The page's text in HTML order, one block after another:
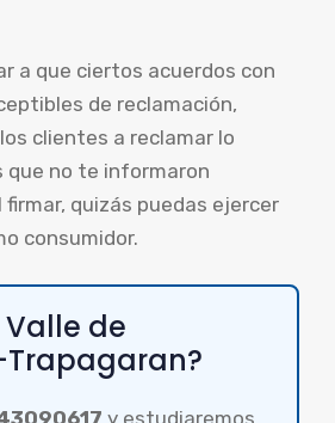
a que ciertos acuerdos con
de reclamación,
clientes a reclamar lo
que no te informaron
quizás puedas ejercer
consumidor.
Valle de
y estudiaremos